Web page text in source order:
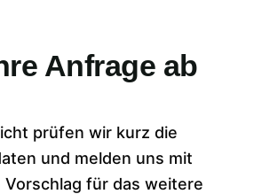
Anfrage ab
prüfen wir kurz die
und melden uns mit
für das weitere